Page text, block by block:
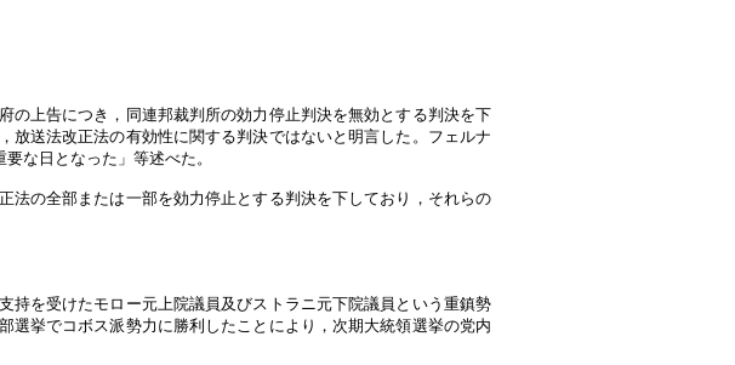
の上告につき，同連邦裁判所の効力停止判決を無効とする判決を下
放送法改正法の有効性に関する判決ではないと明言した。フェルナ
な日となった」等述べた。
法の全部または一部を効力停止とする判決を下しており，それらの
持を受けたモロー元上院議員及びストラニ元下院議員という重鎮勢
挙でコボス派勢力に勝利したことにより，次期大統領選挙の党内